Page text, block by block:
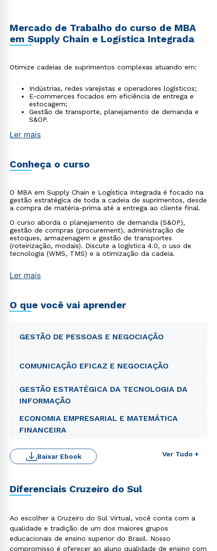
Mercado de Trabalho do curso de MBA
em Supply Chain e Logística Integrada
Otimize cadeias de suprimentos complexas atuando em:
Indústrias, redes varejistas e operadores logísticos;
E-commerces focados em eficiência de entrega e
estocagem;
Gestão de transporte, planejamento de demanda e
S&OP.
Ler mais
Conheça o curso
O MBA em Supply Chain e Logística Integrada é focado na
gestão estratégica de toda a cadeia de suprimentos, desde
a compra de matéria-prima até a entrega ao cliente final.
O curso aborda o planejamento de demanda (S&OP),
gestão de compras (procurement), administração de
estoques, armazenagem e gestão de transportes
(roteirização, modais). Discute a logística 4.0, o uso de
tecnologia (WMS, TMS) e a otimização da cadeia.
Ler mais
O que você vai aprender
GESTÃO DE PESSOAS E NEGOCIAÇÃO
COMUNICAÇÃO EFICAZ E NEGOCIAÇÃO
GESTÃO ESTRATÉGICA DA TECNOLOGIA DA
INFORMAÇÃO
ECONOMIA EMPRESARIAL E MATEMÁTICA
FINANCEIRA
Ver Tudo +
Baixar Ebook
Diferenciais Cruzeiro do Sul
Ao escolher a Cruzeiro do Sul Virtual, você conta com a
qualidade e tradição de um dos maiores grupos
educacionais de ensino superior do Brasil. Nosso
compromisso é oferecer ao aluno qualidade de ensino com